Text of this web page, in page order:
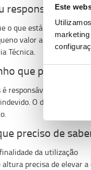
Este
responsável, se
o que está incluído no
valor adicional para
Técnica.
que pagar pelos
é responsável pelo custo
O desgaste ou
preciso de
da utilização
altura precisa de elevar a